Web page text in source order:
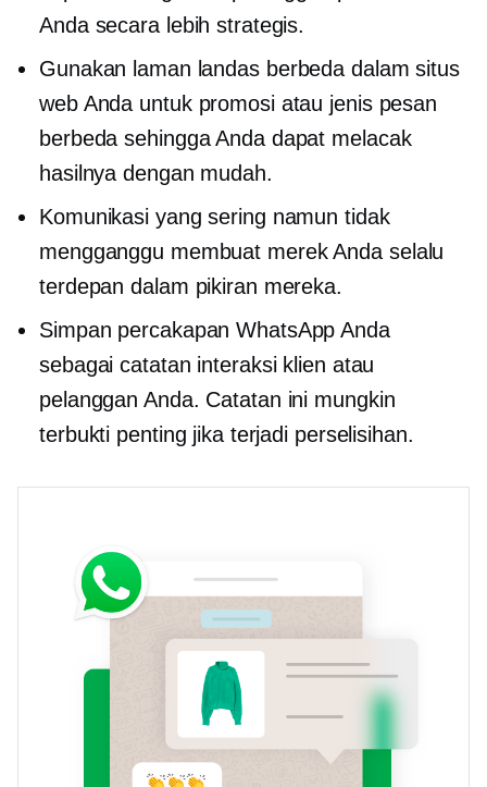
Anda secara lebih strategis.
Gunakan laman landas berbeda dalam situs
web Anda untuk promosi atau jenis pesan
berbeda sehingga Anda dapat melacak
hasilnya dengan mudah.
Komunikasi yang sering namun tidak
mengganggu membuat merek Anda selalu
terdepan dalam pikiran mereka.
Simpan percakapan WhatsApp Anda
sebagai catatan interaksi klien atau
pelanggan Anda. Catatan ini mungkin
terbukti penting jika terjadi perselisihan.